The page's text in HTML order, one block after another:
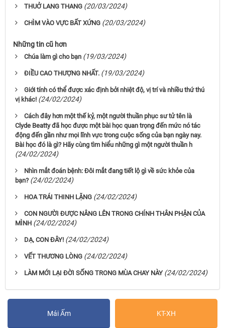
THUỞ LANG THANG (20/03/2024)
CHÌM VÀO VỰC BẤT XỨNG (20/03/2024)
Những tin cũ hơn
Chúa làm gì cho bạn (19/03/2024)
ĐIỀU CAO THƯỢNG NHẤT. (19/03/2024)
Giới tính có thể được xác định bởi nhiệt độ, vị trí và nhiều thứ thú
vị khác! (24/02/2024)
Cách đây hơn một thế kỷ, một người thuần phục sư tử tên là
Clyde Beatty đã học được một bài học quan trọng đến mức nó tác
động đến gần như mọi lĩnh vực trong cuộc sống của bạn ngày nay.
Bài học đó là gì? Hãy cùng tìm hiểu những gì một người thuần h
(24/02/2024)
Nhìn mắt đoán bệnh: Đôi mắt đang tiết lộ gì về sức khỏe của
bạn? (24/02/2024)
HOA TRÁI THINH LẶNG (24/02/2024)
CON NGƯỜI ĐƯỢC NÂNG LÊN TRONG CHÍNH THÂN PHẬN CỦA
MÌNH (24/02/2024)
DẠ, CON ĐÂY! (24/02/2024)
VẾT THƯƠNG LÒNG (24/02/2024)
LÀM MỚI LẠI ĐỜI SỐNG TRONG MÙA CHAY NÀY (24/02/2024)
Mái Ấm KT-XH